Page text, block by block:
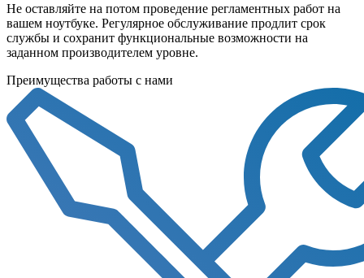
Не оставляйте на потом проведение регламентных работ на
вашем ноутбуке. Регулярное обслуживание продлит срок
службы и сохранит функциональные возможности на
заданном производителем уровне.
Преимущества работы с нами